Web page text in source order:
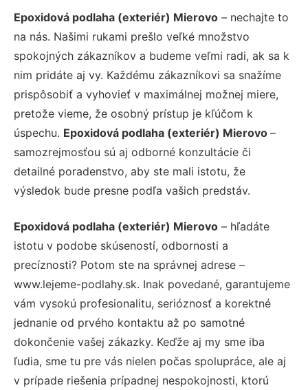
Epoxidová podlaha (exteriér) Mierovo – nechajte to
na nás. Našimi rukami prešlo veľké množstvo
spokojných zákazníkov a budeme veľmi radi, ak sa k
nim pridáte aj vy. Každému zákazníkovi sa snažíme
prispôsobiť a vyhovieť v maximálnej možnej miere,
pretože vieme, že osobný prístup je kľúčom k
úspechu. Epoxidová podlaha (exteriér) Mierovo –
samozrejmosťou sú aj odborné konzultácie či
detailné poradenstvo, aby ste mali istotu, že
výsledok bude presne podľa vašich predstáv.
Epoxidová podlaha (exteriér) Mierovo – hľadáte
istotu v podobe skúseností, odbornosti a
precíznosti? Potom ste na správnej adrese –
www.lejeme-podlahy.sk. Inak povedané, garantujeme
vám vysokú profesionalitu, serióznosť a korektné
jednanie od prvého kontaktu až po samotné
dokončenie vašej zákazky. Keďže aj my sme iba
ľudia, sme tu pre vás nielen počas spolupráce, ale aj
v prípade riešenia prípadnej nespokojnosti, ktorú